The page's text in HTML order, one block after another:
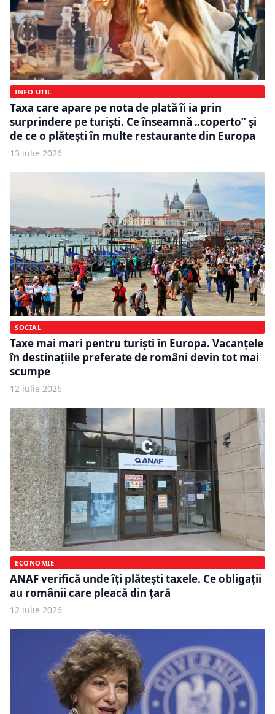
INFO UTIL
Taxa care apare pe nota de plată îi ia prin
surprindere pe turiști. Ce înseamnă „coperto” și
de ce o plătești în multe restaurante din Europa
13 iulie 2026
SOCIAL
Taxe mai mari pentru turiști în Europa. Vacanțele
în destinațiile preferate de români devin tot mai
scumpe
12 iulie 2026
ECONOMIE
ANAF verifică unde îți plătești taxele. Ce obligații
au românii care pleacă din țară
12 iulie 2026